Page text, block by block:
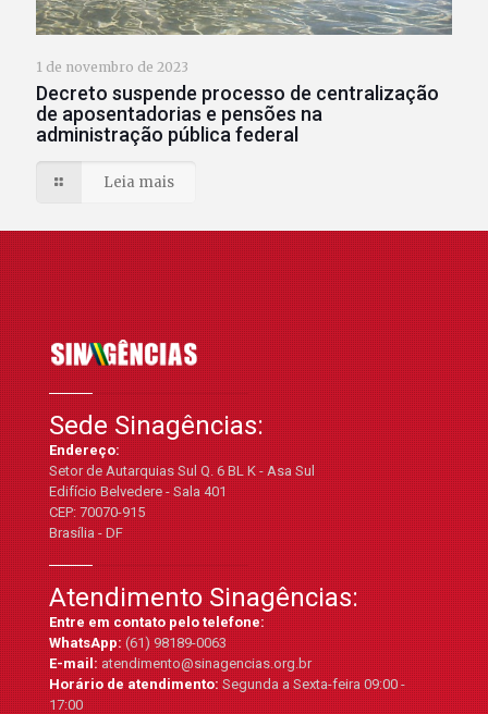
1 de novembro de 2023
Decreto suspende processo de centralização
de aposentadorias e pensões na
administração pública federal
Leia mais
Sede Sinagências:
Endereço:
Setor de Autarquias Sul Q. 6 BL K - Asa Sul
Edifício Belvedere - Sala 401
CEP: 70070-915
Brasília - DF
Atendimento Sinagências:
Entre em contato pelo telefone:
WhatsApp:(61) 98189-0063
E-mail:atendimento@sinagencias.org.br
Horário de atendimento:Segunda a Sexta-feira 09:00 -
17:00